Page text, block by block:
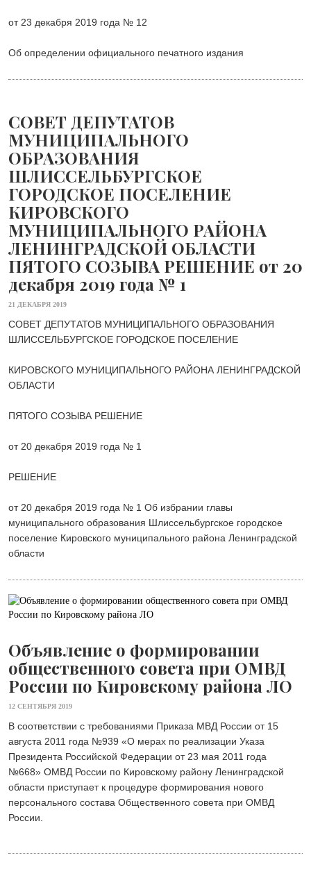
от 23 декабря 2019 года № 12
Об определении официального печатного издания
СОВЕТ ДЕПУТАТОВ
МУНИЦИПАЛЬНОГО
ОБРАЗОВАНИЯ
ШЛИССЕЛЬБУРГСКОЕ
ГОРОДСКОЕ ПОСЕЛЕНИЕ
КИРОВСКОГО
МУНИЦИПАЛЬНОГО РАЙОНА
ЛЕНИНГРАДСКОЙ ОБЛАСТИ
ПЯТОГО СОЗЫВА РЕШЕНИЕ от 20
декабря 2019 года № 1
21 ДЕКАБРЯ 2019
СОВЕТ ДЕПУТАТОВ МУНИЦИПАЛЬНОГО ОБРАЗОВАНИЯ
ШЛИССЕЛЬБУРГСКОЕ ГОРОДСКОЕ ПОСЕЛЕНИЕ
КИРОВСКОГО МУНИЦИПАЛЬНОГО РАЙОНА ЛЕНИНГРАДСКОЙ
ОБЛАСТИ
ПЯТОГО СОЗЫВА РЕШЕНИЕ
от 20 декабря 2019 года № 1
РЕШЕНИЕ
от 20 декабря 2019 года № 1 Об избрании главы
муниципального образования Шлиссельбургское городское
поселение Кировского муниципального района Ленинградской
области
Объявление о формировании
общественного совета при ОМВД
России по Кировскому района ЛО
12 СЕНТЯБРЯ 2019
В соответствии с требованиями Приказа МВД России от 15
августа 2011 года №939 «О мерах по реализации Указа
Президента Российской Федерации от 23 мая 2011 года
№668» ОМВД России по Кировскому району Ленинградской
области приступает к процедуре формирования нового
персонального состава Общественного совета при ОМВД
России.